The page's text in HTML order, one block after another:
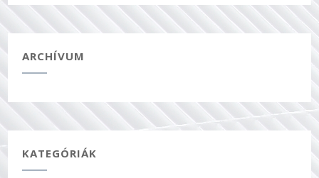
ARCHÍVUM
KATEGÓRIÁK